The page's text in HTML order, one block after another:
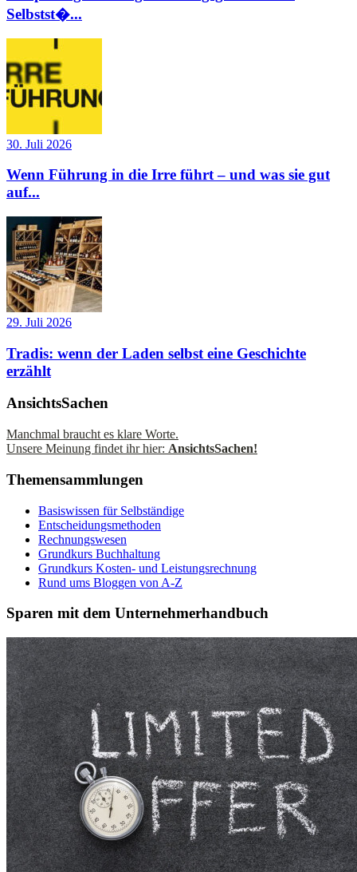
Selbstst�...
30. Juli 2026
Wenn Führung in die Irre führt – und was sie gut
auf...
29. Juli 2026
Tradis: wenn der Laden selbst eine Geschichte
erzählt
AnsichtsSachen
Manchmal braucht es klare Worte.
Unsere Meinung findet ihr hier: AnsichtsSachen!
Themensammlungen
Basiswissen für Selbständige
Entscheidungsmethoden
Rechnungswesen
Grundkurs Buchhaltung
Grundkurs Kosten- und Leistungsrechnung
Rund ums Bloggen von A-Z
Sparen mit dem Unternehmerhandbuch